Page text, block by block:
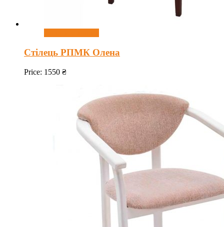
Стілець РПМК Олена
Price: 1550 ₴